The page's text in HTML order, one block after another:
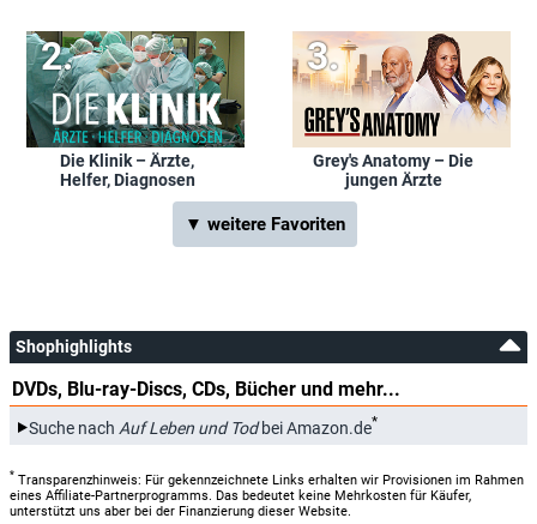
Die Klinik – Ärzte,
Helfer, Diagnosen
Grey's Anatomy – Die
jungen Ärzte
▼ weitere Favoriten
Shophighlights
DVDs, Blu-ray-Discs, CDs, Bücher und mehr...
Suche nach Auf Leben und Todbei Amazon.de*
* Transparenzhinweis: Für gekennzeichnete Links erhalten wir Provisionen im Rahmen
eines Affiliate-Partnerprogramms. Das bedeutet keine Mehrkosten für Käufer,
unterstützt uns aber bei der Finanzierung dieser Website.